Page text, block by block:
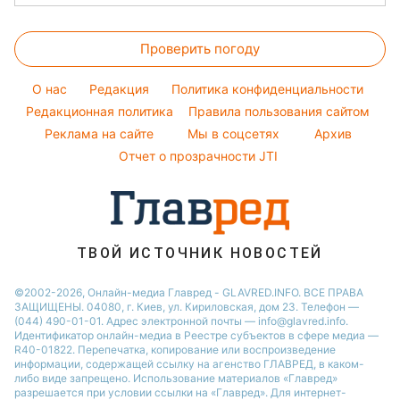
Алла Пугачева
Максим Галкин
Настя Каменских
Курс валют
Салаты
Простые блюда
Легкие десерты
Напитки
Праздничное меню
Магнитные бури
Погода на сегодня
Погода на завтра
Пылевая буря
Проверить погоду
O нас Редакция
Политика конфиденциальности
Редакционная политика
Правила пользования сайтом
Реклама на сайте
Мы в соцсетях
Архив
Отчет о прозрачности JTI
ТВОЙ ИСТОЧНИК НОВОСТЕЙ
©2002-2026, Онлайн-медиа Главред - GLAVRED.INFO. ВСЕ ПРАВА
ЗАЩИЩЕНЫ. 04080, г. Киев, ул. Кириловская, дом 23. Телефон —
(044) 490-01-01. Адрес электронной почты — info@glavred.info.
Идентификатор онлайн-медиа в Реестре cубъектов в сфере медиа —
R40-01822. Перепечатка, копирование или воспроизведение
информации, содержащей ссылку на агенство ГЛАВРЕД, в каком-
либо виде запрещено. Использование материалов «Главред»
разрешается при условии ссылки на «Главред». Для интернет-